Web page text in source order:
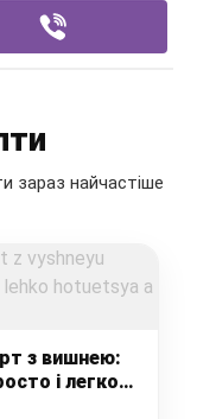
зараз найчастіше
з вишнею:
і легко
купиш